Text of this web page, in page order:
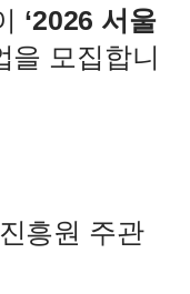
‘2026 서울
을 모집합니
흥원 주관